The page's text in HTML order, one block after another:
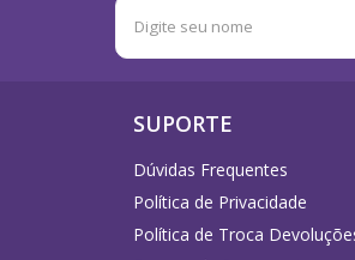
SUPORTE
Dúvidas Frequentes
Política de Privacidade
Política de Troca